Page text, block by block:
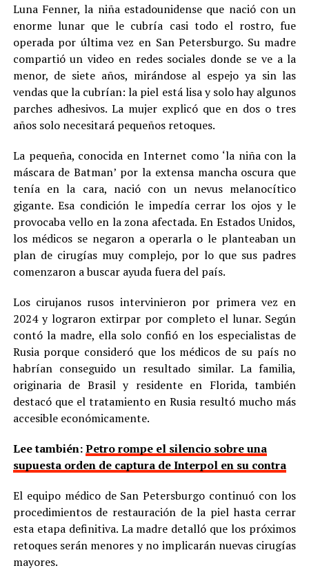
Luna Fenner, la niña estadounidense que nació con un
enorme lunar que le cubría casi todo el rostro, fue
operada por última vez en San Petersburgo. Su madre
compartió un video en redes sociales donde se ve a la
menor, de siete años, mirándose al espejo ya sin las
vendas que la cubrían: la piel está lisa y solo hay algunos
parches adhesivos. La mujer explicó que en dos o tres
años solo necesitará pequeños retoques.
La pequeña, conocida en Internet como ‘la niña con la
máscara de Batman’ por la extensa mancha oscura que
tenía en la cara, nació con un nevus melanocítico
gigante. Esa condición le impedía cerrar los ojos y le
provocaba vello en la zona afectada. En Estados Unidos,
los médicos se negaron a operarla o le planteaban un
plan de cirugías muy complejo, por lo que sus padres
comenzaron a buscar ayuda fuera del país.
Los cirujanos rusos intervinieron por primera vez en
2024 y lograron extirpar por completo el lunar. Según
contó la madre, ella solo confió en los especialistas de
Rusia porque consideró que los médicos de su país no
habrían conseguido un resultado similar. La familia,
originaria de Brasil y residente en Florida, también
destacó que el tratamiento en Rusia resultó mucho más
accesible económicamente.
Lee también:Petro rompe el silencio sobre una
supuesta orden de captura de Interpol en su contra
El equipo médico de San Petersburgo continuó con los
procedimientos de restauración de la piel hasta cerrar
esta etapa definitiva. La madre detalló que los próximos
retoques serán menores y no implicarán nuevas cirugías
mayores.